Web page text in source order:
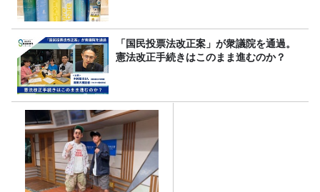
「国民投票法改正案」が衆議院を通過。
憲法改正手続きはこのまま進むのか？